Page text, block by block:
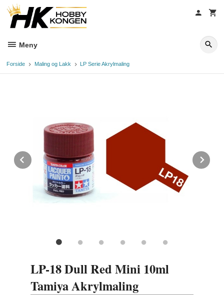
innholdet
Meny
Forside Maling og Lakk LP Serie Akrylmaling
Prev
LP-18 Dull Red Mini 10ml
Tamiya Akrylmaling